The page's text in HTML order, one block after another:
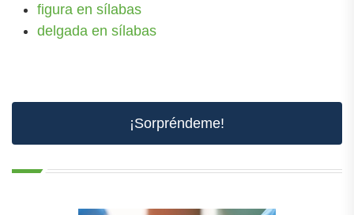
figura en sílabas
delgada en sílabas
¡Sorpréndeme!